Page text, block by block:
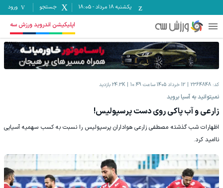
یکشنبه ۱۸ مرداد -
18:05 جستجو ورود
اپلیکیشن اندروید ورزش سه
کد: 2364848 12 خرداد 1405 ساعت 10:49 24.3K بازدید
نمیتوانید به آسیا بروید
زارعی و آب پاکی روی دست پرسپولیس!
اظهارات شب گذشته مصطفی زارعی هواداران پرسپولیس را نسبت به کسب سهمیه آسیایی
ناامید کرد.